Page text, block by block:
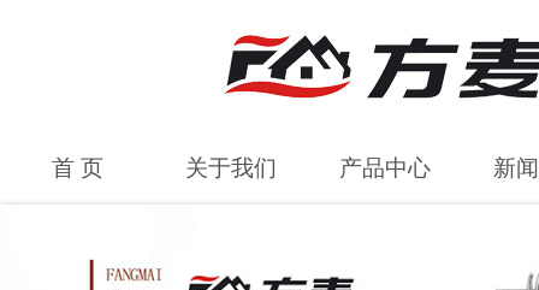
首 页 关于我们 产品中心 新